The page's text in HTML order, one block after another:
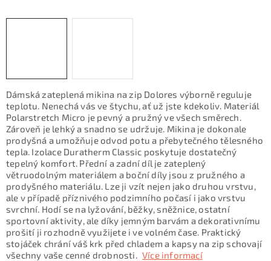
CYKLO Servis
Dámská zateplená mikina na zip Dolores výborně reguluje
teplotu. Nenechá vás ve štychu, ať už jste kdekoliv. Materiál
Polarstretch Micro je pevný a pružný ve všech směrech.
Zároveň je lehký a snadno se udržuje. Mikina je dokonale
prodyšná a umožňuje odvod potu a přebytečného tělesného
tepla. Izolace Duratherm Classic poskytuje dostatečný
tepelný komfort. Přední a zadní díl je zateplený
větruodolným materiálem a boční díly jsou z pružného a
prodyšného materiálu. Lze ji vzít nejen jako druhou vrstvu,
ale v případě příznivého podzimního počasí i jako vrstvu
svrchní. Hodí se na lyžování, běžky, sněžnice, ostatní
sportovní aktivity, ale díky jemným barvám a dekorativnímu
prošití ji rozhodně využijete i ve volném čase. Praktický
stojáček chrání váš krk před chladem a kapsy na zip schovají
všechny vaše cenné drobnosti. Více informací